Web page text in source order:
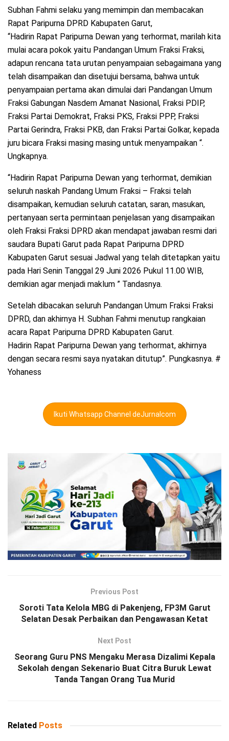
Subhan Fahmi selaku yang memimpin dan membacakan
Rapat Paripurna DPRD Kabupaten Garut,
“Hadirin Rapat Paripurna Dewan yang terhormat, marilah kita
mulai acara pokok yaitu Pandangan Umum Fraksi Fraksi,
adapun rencana tata urutan penyampaian sebagaimana yang
telah disampaikan dan disetujui bersama, bahwa untuk
penyampaian pertama akan dimulai dari Pandangan Umum
Fraksi Gabungan Nasdem Amanat Nasional, Fraksi PDIP,
Fraksi Partai Demokrat, Fraksi PKS, Fraksi PPP, Fraksi
Partai Gerindra, Fraksi PKB, dan Fraksi Partai Golkar, kepada
juru bicara Fraksi masing masing untuk menyampaikan “.
Ungkapnya.
“Hadirin Rapat Paripurna Dewan yang terhormat, demikian
seluruh naskah Pandang Umum Fraksi – Fraksi telah
disampaikan, kemudian seluruh catatan, saran, masukan,
pertanyaan serta permintaan penjelasan yang disampaikan
oleh Fraksi Fraksi DPRD akan mendapat jawaban resmi dari
saudara Bupati Garut pada Rapat Paripurna DPRD
Kabupaten Garut sesuai Jadwal yang telah ditetapkan yaitu
pada Hari Senin Tanggal 29 Juni 2026 Pukul 11.00 WIB,
demikian agar menjadi maklum ” Tandasnya.
Setelah dibacakan seluruh Pandangan Umum Fraksi Fraksi
DPRD, dan akhirnya H. Subhan Fahmi menutup rangkaian
acara Rapat Paripurna DPRD Kabupaten Garut.
Hadirin Rapat Paripurna Dewan yang terhormat, akhirnya
dengan secara resmi saya nyatakan ditutup”. Pungkasnya. #
Yohaness
Ikuti Whatsapp Channel deJurnalcom
Previous Post
Soroti Tata Kelola MBG di Pakenjeng, FP3M Garut
Selatan Desak Perbaikan dan Pengawasan Ketat
Next Post
Seorang Guru PNS Mengaku Merasa Dizalimi Kepala
Sekolah dengan Sekenario Buat Citra Buruk Lewat
Tanda Tangan Orang Tua Murid
Related Posts